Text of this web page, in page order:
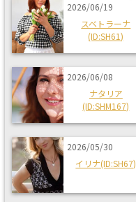
2026/06/19
スベトラーナ
(ID:SH61)
2026/06/08
ナタリア
(ID:SHM167)
2026/05/30
イリナ(ID:SH67)